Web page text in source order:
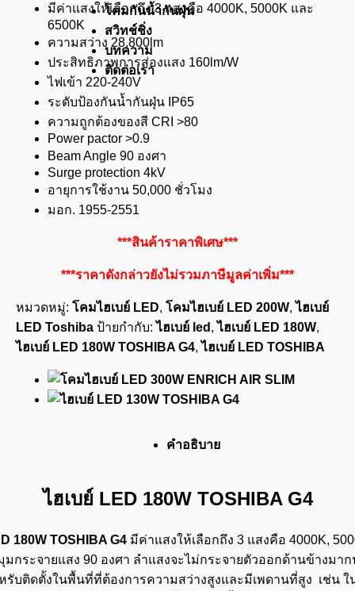
โคมกันน้ำกันฝุ่น
สวิทช์ชิ่ง
บทความ
ติดต่อเรา
มีค่าแสงให้เลือกถึง 3 แสงคือ 4000K, 5000K และ
6500K
ความสว่าง 28,800lm
ประสิทธิภาพการส่องแสง 160lm/W
ไฟเข้า 220-240V
ระดับป้องกันน้ำกันฝุ่น IP65
ความถูกต้องของสี CRI >80
Power pactor >0.9
Beam Angle 90 องศา
Surge protection 4kV
อายุการใช้งาน 50,000 ชั่วโมง
มอก. 1955-2551
***สินค้าราคาพิเศษ***
***ราคาดังกล่าวยังไม่รวมภาษีมูลค่าเพิ่ม***
หมวดหมู่: โคมไฮเบย์ LED, โคมไฮเบย์ LED 200W,ไฮเบย์
LED Toshiba ป้ายกำกับ:ไฮเบย์ led ,ไฮเบย์ LED 180W,
ไฮเบย์ LED 180W TOSHIBA G4,ไฮเบย์ LED TOSHIBA
คำอธิบาย
ไฮเบย์ LED 180W TOSHIBA G4
180W TOSHIBA G4มีค่าแสงให้เลือกถึง 3 แสงคือ 4000K,
มกระจายแสง 90 องศา ลำแสงจะไม่กระจายตัวออกด้านข้างมาก
รับติดตั้งในพื้นที่ที่ต้องการความสว่างสูงและมีเพดานที่สูง เช่น ใ